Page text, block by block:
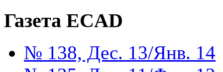
Газета ECAD
№ 138, Дес. 13/Янв. 14